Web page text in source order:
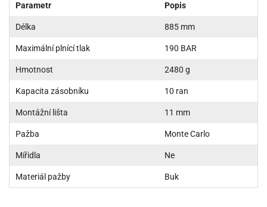
Parametr Popis
Délka 885 mm
Maximální plnící tlak 190 BAR
Hmotnost 2480 g
Kapacita zásobníku 10 ran
Montážní lišta 11 mm
Pažba Monte Carlo
Mířidla Ne
Materiál pažby Buk